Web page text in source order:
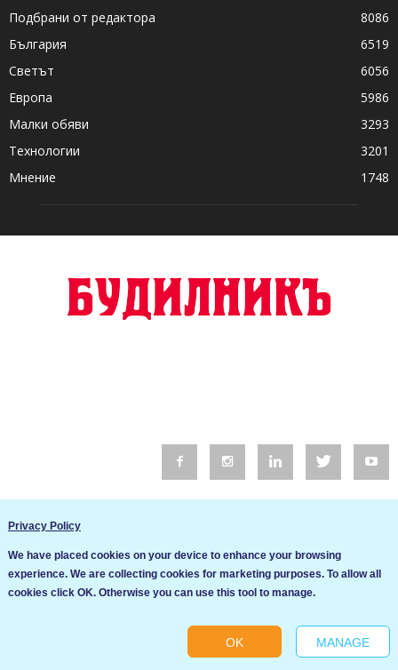
Подбрани от редактора
8086
България
6519
Светът
6056
Европа
5986
Малки обяви
3293
Технологии
3201
Мнение
1748
Общи условия
Cookie settings
Privacy Policy
We have placed cookies on your device to enhance your browsing
experience. We are collecting cookies for marketing purposes. To allow all
cookies click OK. Otherwise you can use this tool to manage.
OK MANAGE
Ние използваме бисквитки за да подобрим услугите си. Ако
продължите да посещавате този сайт, ние приемаме, че се